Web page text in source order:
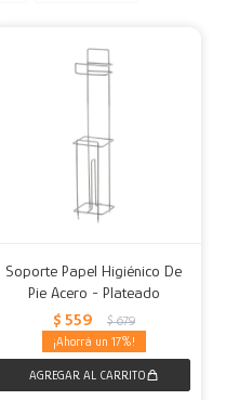
Soporte Papel Higiénico De
Pie Acero - Plateado
$ 559 $ 679
17